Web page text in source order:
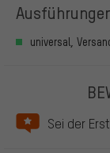
universal,
Sei der